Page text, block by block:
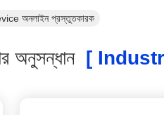
অনলাইন প্রস্তুতকারক
অনুসন্ধান[